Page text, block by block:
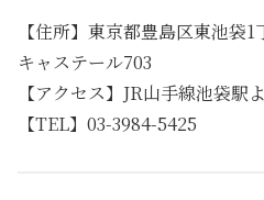
【住所】東京都豊島区東池袋
キャステール703
【アクセス】JR山手線池袋駅
【TEL】03-3984-5425